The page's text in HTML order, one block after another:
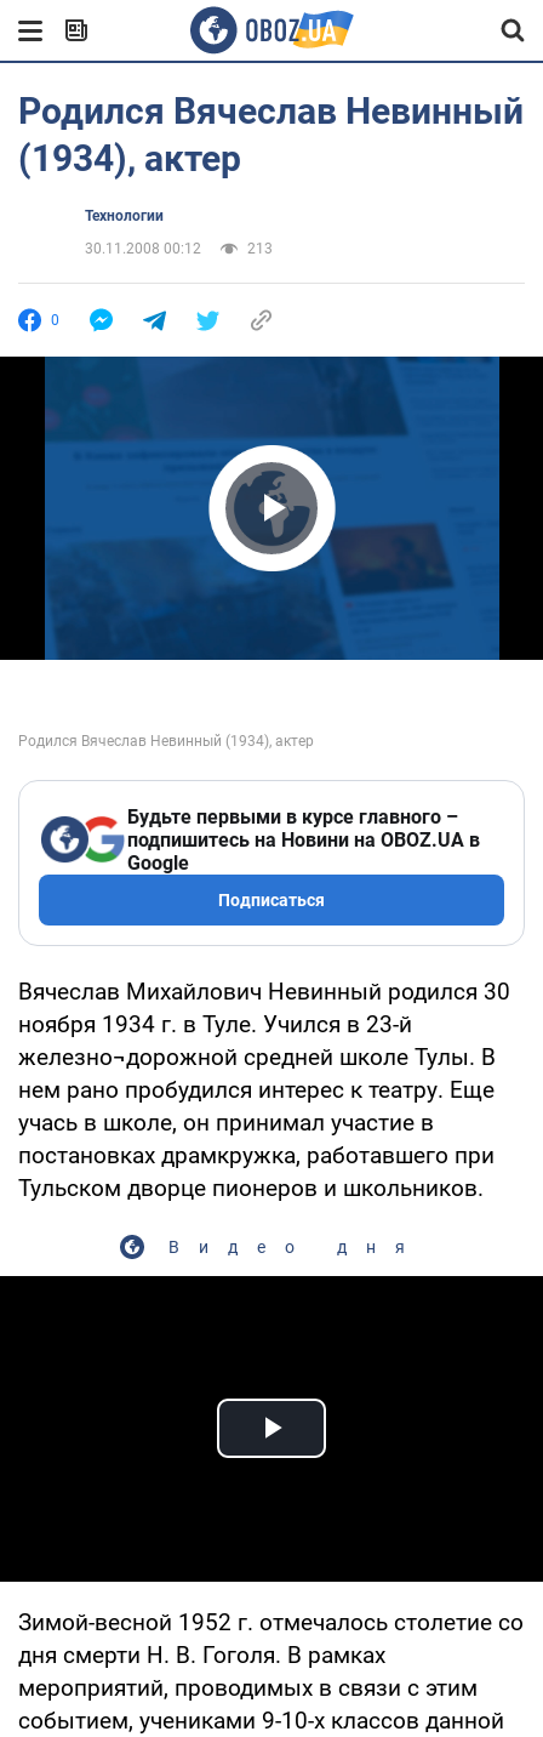
Родился Вячеслав Невинный
(1934), актер
Технологии
30.11.2008 00:12
213
0
Play Video
Будьте первыми в курсе главного –
подпишитесь на Новини на OBOZ.UA в
Google
Подписаться
Вячеслав Михайлович Невинный родился 30
ноября 1934 г. в Туле. Учился в 23-й
железно¬дорожной средней школе Тулы. В
нем рано пробудился интерес к театру. Еще
учась в школе, он принимал участие в
постановках драмкружка, работавшего при
Тульском дворце пионеров и школьников.
Видео дня
Play Video
Зимой-весной 1952 г. отмечалось столетие со
дня смерти Н. В. Гоголя. В рамках
мероприятий, проводимых в связи с этим
событием, учениками 9-10-х классов данной